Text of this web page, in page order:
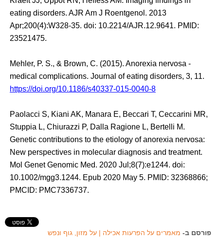
eating disorders. AJR Am J Roentgenol. 2013
Apr;200(4):W328-35. doi: 10.2214/AJR.12.9641. PMID:
23521475.
Mehler, P. S., & Brown, C. (2015). Anorexia nervosa -
medical complications. Journal of eating disorders, 3, 11.
https://doi.org/10.1186/s40337-015-0040-8
Paolacci S, Kiani AK, Manara E, Beccari T, Ceccarini MR,
Stuppia L, Chiurazzi P, Dalla Ragione L, Bertelli M.
Genetic contributions to the etiology of anorexia nervosa:
New perspectives in molecular diagnosis and treatment.
Mol Genet Genomic Med. 2020 Jul;8(7):e1244. doi:
10.1002/mgg3.1244. Epub 2020 May 5. PMID: 32368866;
PMCID: PMC7336737.
פורסם ב- מאמרים על הפרעות אכילה | על מזון, גוף ונפש